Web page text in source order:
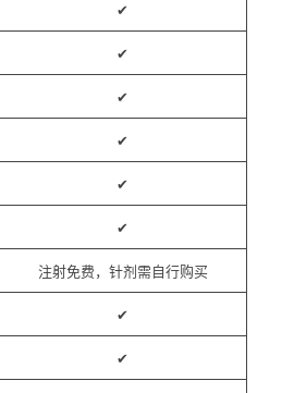
✔
✔
✔
✔
✔
✔
注射免费，针剂需自行购买
✔
✔